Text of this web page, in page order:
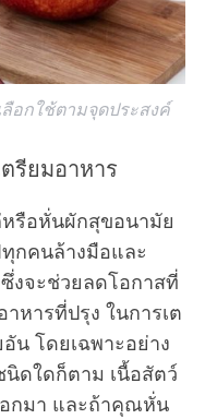
ลือกใช้ตามจุดประสงค์
รียมอาหาร
รือหั่นผักสุขอนามัย
กคนล้างมือและ
งจะช่วยลดโอกาสที่
หารที่ปรุง ในการเต
น โดยเฉพาะอย่าง
ดใดก็ตาม เนื้อสัตว์
กมา และถ้าคุณหั่น